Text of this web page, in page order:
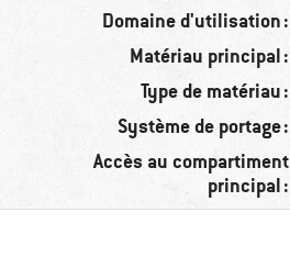
Domaine d'utilisation :
Matériau principal :
Type de matériau :
Système de portage :
Accès au compartiment
principal :